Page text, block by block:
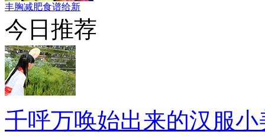
丰胸减肥食谱给新
今日推荐
千呼万唤始出来的汉服小